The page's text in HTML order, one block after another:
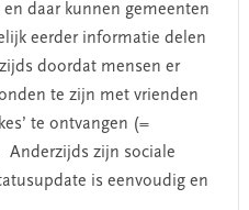
daar kunnen gemeenten
eerder informatie delen
doordat mensen er
te zijn met vrienden
te ontvangen (=
Anderzijds zijn sociale
is eenvoudig en